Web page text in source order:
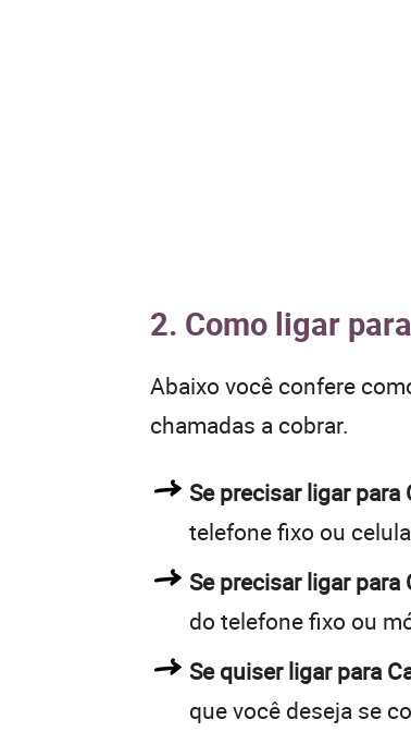
2. Como ligar
Abaixo você confere
chamadas a cobrar.
Se precisar ligar
telefone fixo ou
Se precisar ligar
do telefone fixo ou
Se quiser ligar para
que você deseja se